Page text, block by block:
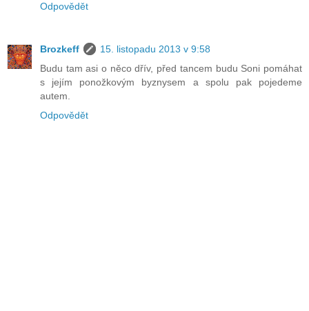
Odpovědět
Brozkeff
15. listopadu 2013 v 9:58
Budu tam asi o něco dřív, před tancem budu Soni pomáhat
s jejím ponožkovým byznysem a spolu pak pojedeme
autem.
Odpovědět